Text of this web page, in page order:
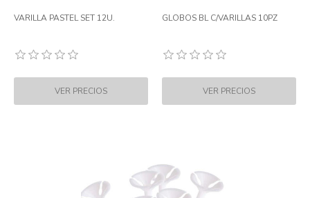
VARILLA PASTEL SET 12U. GLOBOS BL C/VARILLAS 10PZ